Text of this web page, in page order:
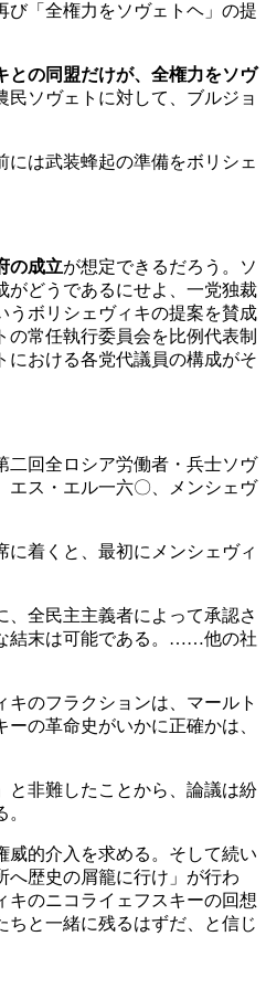
「全権力をソヴェトヘ」の提
との同盟だけが、全権力をソヴ
ソヴェトに対して、ブルジョ
は武装蜂起の準備をボリシェ
の成立が想定できるだろう。ソ
がどうであるにせよ、一党独裁
うボリシェヴィキの提案を賛成
常任執行委員会を比例代表制
における各党代議員の構成がそ
回全ロシア労働者・兵士ソヴ
エス・エル一六〇、メンシェヴ
着くと、最初にメンシェヴィ
全民主主義者によって承認さ
結末は可能である。……他の社
のフラクションは、マールト
ーの革命史がいかに正確かは、
非難したことから、論議は紛
的介入を求める。そして続い
歴史の屑籠に行け」が行わ
キのニコライェフスキーの回想
と一緒に残るはずだ、と信じ